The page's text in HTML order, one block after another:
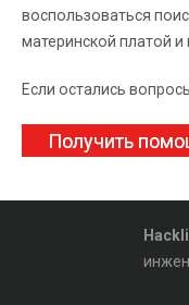
воспользоваться
материнской платой и
Если остались
Получить